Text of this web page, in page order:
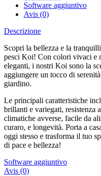
Software aggiuntivo
Avis (0)
Descrizione
Scopri la bellezza e la
pesci Koi! Con colori vivaci e
eleganti, i nostri Koi sono la
aggiungere un tocco di
giardino.
Le principali caratteristiche
brillanti e variegati, resistenza
climatiche avverse, facile da
curaro, e longevità. Porta a
oggi stesso e trasforma il tuo
di pace e bellezza!
Software aggiuntivo
Avis (0)